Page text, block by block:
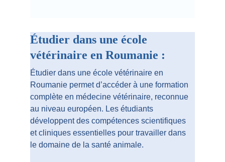
Étudier dans une école
vétérinaire en Roumanie :
Étudier dans une école vétérinaire en
Roumanie permet d’accéder à une formation
complète en médecine vétérinaire, reconnue
au niveau européen. Les étudiants
développent des compétences scientifiques
et cliniques essentielles pour travailler dans
le domaine de la santé animale.